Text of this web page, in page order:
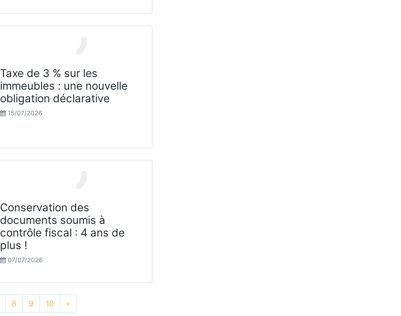
Taxe de 3 % sur les
immeubles : une nouvelle
obligation déclarative
15/07/2026
Conservation des
documents soumis à
contrôle fiscal : 4 ans de
plus !
07/07/2026
8 9 10 »